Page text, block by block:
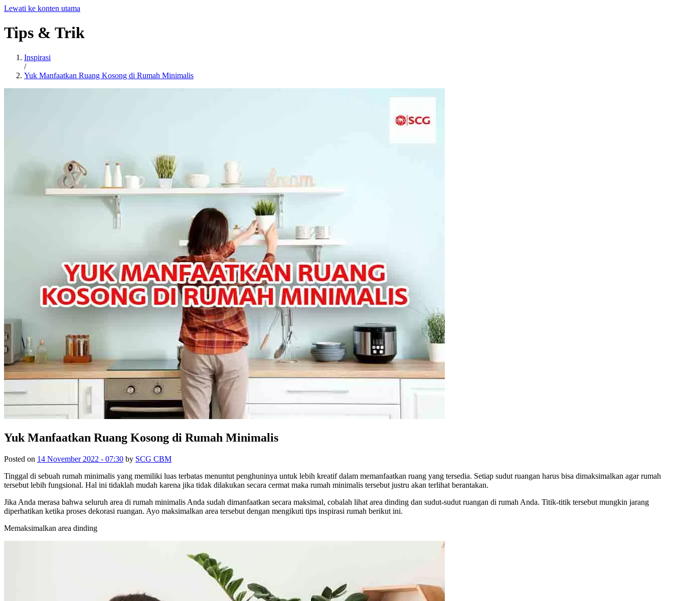
Lewati ke konten utama
Tips & Trik
Inspirasi
/
Yuk Manfaatkan Ruang Kosong di Rumah Minimalis
Yuk Manfaatkan Ruang Kosong di Rumah Minimalis
Posted on 14 November 2022 - 07:30 by SCG CBM
Tinggal di sebuah rumah minimalis yang memiliki luas terbatas menuntut penghuninya untuk lebih kreatif dalam memanfaatkan ruang yang tersedia. Setiap sudut ruangan harus bisa dimaksimalkan agar rumah
tersebut lebih fungsional. Hal ini tidaklah mudah karena jika tidak dilakukan secara cermat maka rumah minimalis tersebut justru akan terlihat berantakan.
Jika Anda merasa bahwa seluruh area di rumah minimalis Anda sudah dimanfaatkan secara maksimal, cobalah lihat area dinding dan sudut-sudut ruangan di rumah Anda. Titik-titik tersebut mungkin jarang
diperhatikan ketika proses dekorasi ruangan. Ayo maksimalkan area tersebut dengan mengikuti tips inspirasi rumah berikut ini.
Memaksimalkan area dinding